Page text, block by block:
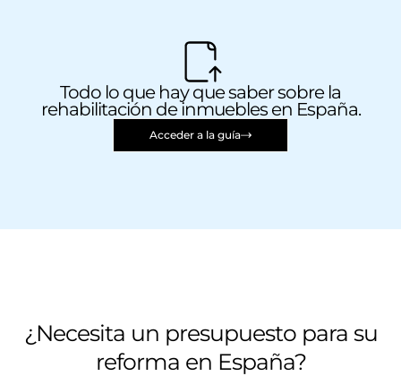
Todo lo que hay que saber sobre la
rehabilitación de inmuebles en España.
Acceder a la guía
¿Necesita un presupuesto para su
reforma en España?